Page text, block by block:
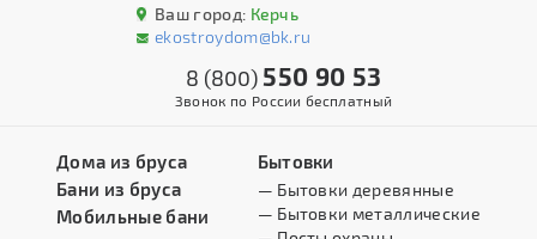
Ваш город: Керчь
ekostroydom@bk.ru
8 (800) 550 90 53
Звонок по России бесплатный
Дома из бруса
Бани из бруса
Мобильные бани
Бытовки
— Бытовки деревянные
— Бытовки металлические